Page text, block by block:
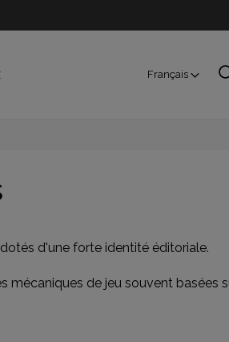
Français
d'une forte identité éditoriale.
mécaniques de jeu souvent basées